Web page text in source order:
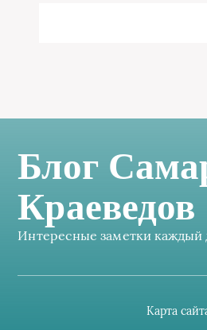
Блог
Краеведов
Интересные заметки каждый
Карта